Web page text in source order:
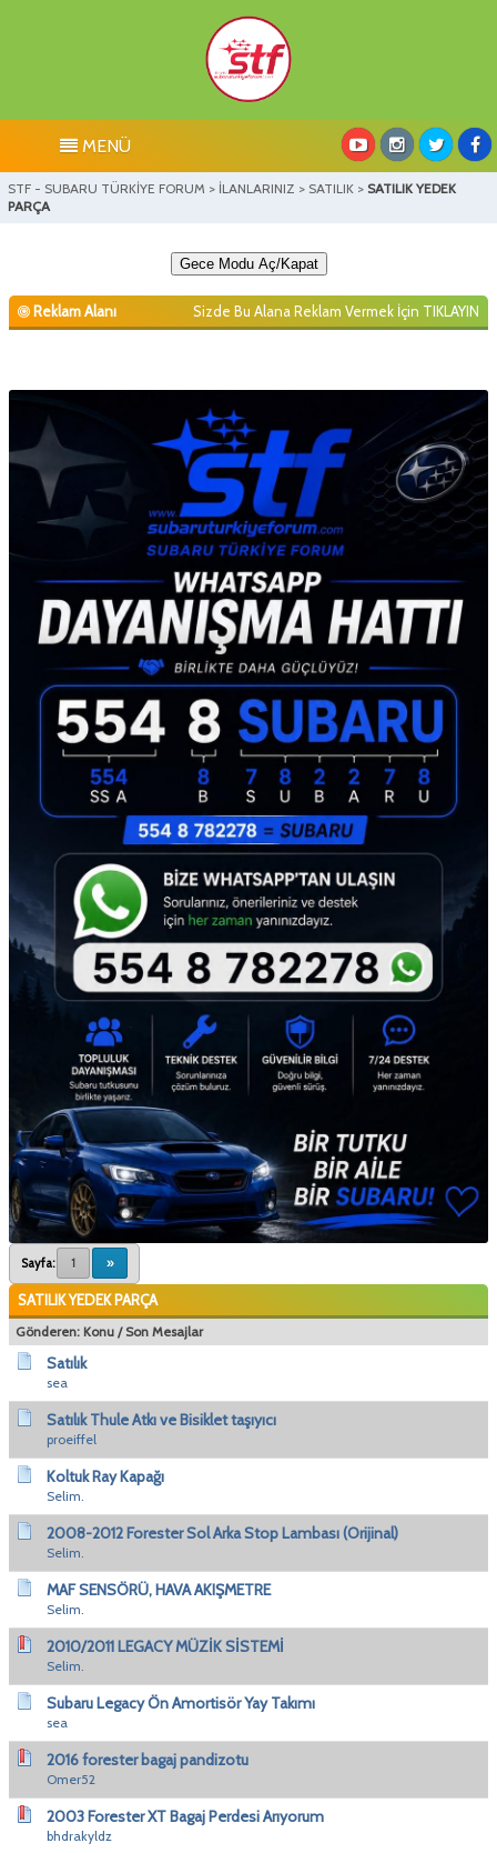
MENÜ
STF - SUBARU TÜRKİYE FORUM > İLANLARINIZ > SATILIK > SATILIK YEDEK
PARÇA
Gece Modu Aç/Kapat
Reklam Alanı Sizde Bu Alana Reklam Vermek İçin TIKLAYIN
Sayfa: 1 »
SATILIK YEDEK PARÇA
Gönderen: Konu / Son Mesajlar
Satılık
sea
Satılık Thule Atkı ve Bisiklet taşıyıcı
proeiffel
Koltuk Ray Kapağı
Selim.
2008-2012 Forester Sol Arka Stop Lambası (Orijinal)
Selim.
MAF SENSÖRÜ, HAVA AKIŞMETRE
Selim.
2010/2011 LEGACY MÜZİK SİSTEMİ
Selim.
Subaru Legacy Ön Amortisör Yay Takımı
sea
2016 forester bagaj pandizotu
Omer52
2003 Forester XT Bagaj Perdesi Arıyorum
bhdrakyldz